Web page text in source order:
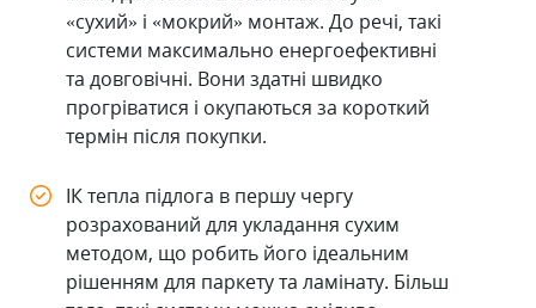
«сухий» і «мокрий» монтаж. До речі, такі
системи максимально енергоефективні
та довговічні. Вони здатні швидко
прогріватися і окупаються за короткий
термін після покупки.
ІК тепла підлога в першу чергу
розрахований для укладання сухим
методом, що робить його ідеальним
рішенням для паркету та ламінату. Більш